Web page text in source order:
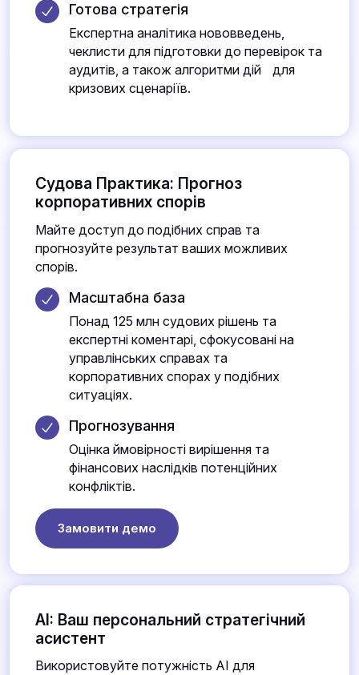
Готова стратегія
Експертна аналітика нововведень,
чеклисти для підготовки до перевірок та
аудитів, а також алгоритми дій для
кризових сценаріїв.
Судова Практика: Прогноз
корпоративних спорів
Майте доступ до подібних справ та
прогнозуйте результат ваших можливих
спорів.
Масштабна база
Понад 125 млн судових рішень та
експертні коментарі, сфокусовані на
управлінських справах та
корпоративних спорах у подібних
ситуаціях.
Прогнозування
Оцінка ймовірності вирішення та
фінансових наслідків потенційних
конфліктів.
Замовити демо
AI: Ваш персональний стратегічний
асистент
Використовуйте потужність AI для